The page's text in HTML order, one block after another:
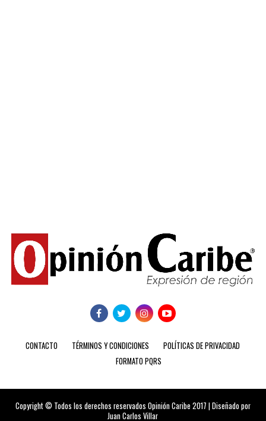
CONTACTO TÉRMINOS Y CONDICIONES
POLÍTICAS DE PRIVACIDAD
FORMATO PQRS
Copyright © Todos los derechos reservados Opinión Caribe 2017 | Diseñado por
Juan Carlos Villar